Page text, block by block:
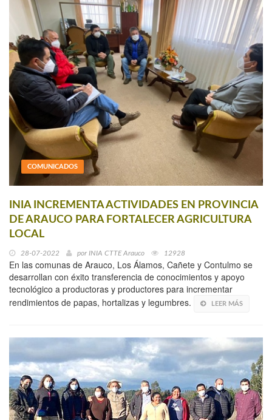
COMUNICADOS
INIA INCREMENTA ACTIVIDADES EN PROVINCIA
DE ARAUCO PARA FORTALECER AGRICULTURA
LOCAL
28-07-2022 por INIA CTTE Arauco 12928
En las comunas de Arauco, Los Álamos, Cañete y Contulmo se
desarrollan con éxito transferencia de conocimientos y apoyo
tecnológico a productoras y productores para incrementar
rendimientos de papas, hortalizas y legumbres.
LEER MÁS